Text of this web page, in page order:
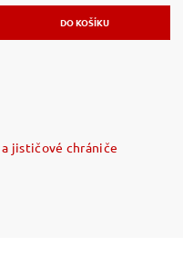
jističové chrániče